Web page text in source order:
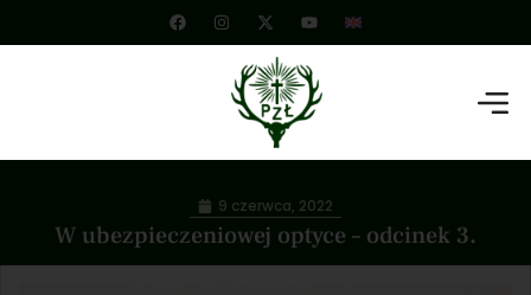
W ubezpieczeniowej optyce – odcinek 3.
9 czerwca, 2022